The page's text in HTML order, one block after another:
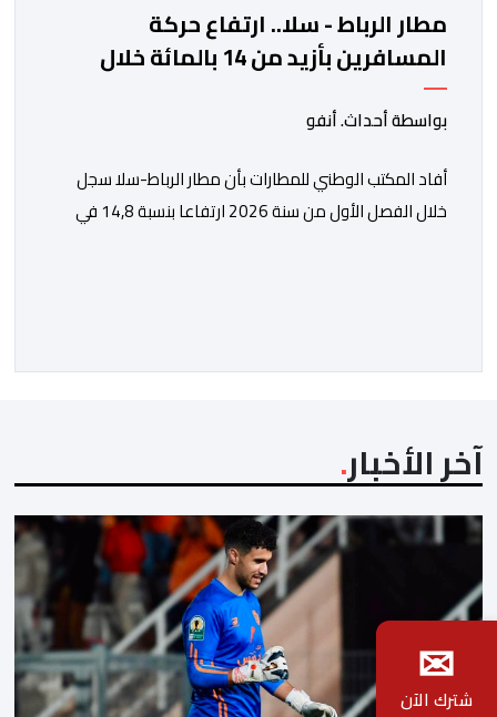
مطار الرباط - سلا.. ارتفاع حركة
المسافرين بأزيد من 14 بالمائة خلال
الفصل الأول من 2026
بواسطة أحداث. أنفو
أفاد المكتب الوطني للمطارات بأن مطار الرباط-سلا سجل
خلال الفصل الأول من سنة 2026 ارتفاعا بنسبة 14,8 في
[…]
آخر الأخبار
✉
شترك الآن